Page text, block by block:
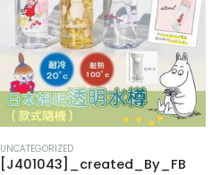
UNCATEGORIZED
[J401043]_created_By_FB